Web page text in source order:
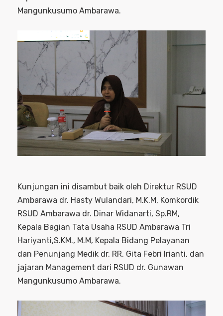
Mangunkusumo Ambarawa.
Kunjungan ini disambut baik oleh Direktur RSUD
Ambarawa dr. Hasty Wulandari, M.K.M, Komkordik
RSUD Ambarawa dr. Dinar Widanarti, Sp.RM,
Kepala Bagian Tata Usaha RSUD Ambarawa Tri
Hariyanti,S.KM., M.M, Kepala Bidang Pelayanan
dan Penunjang Medik dr. RR. Gita Febri Irianti, dan
jajaran Management dari RSUD dr. Gunawan
Mangunkusumo Ambarawa.